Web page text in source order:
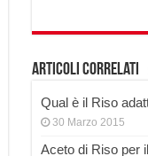
Articoli correlati
Qual è il Riso
30 Marzo 2015
Aceto di Riso per